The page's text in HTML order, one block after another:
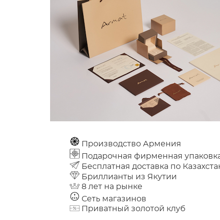
Производство Армения
Подарочная фирменная
Бесплатная доставка по
Бриллианты из Якутии
8 лет на рынке
Сеть магазинов
Приватный золотой клуб